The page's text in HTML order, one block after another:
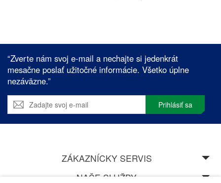
“Zverte nám svoj e-mail a nechajte si jedenkrát
mesačne poslať užitočné informácie. Všetko úplne
nezáväzne.”
Prihlásiť sa
ZÁKAZNÍCKY SERVIS
NAŠE SLUŽBY